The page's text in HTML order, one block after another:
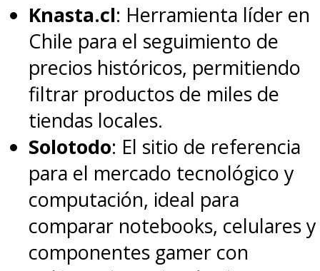
Knasta.cl: Herramienta líder en
Chile para el seguimiento de
precios históricos, permitiendo
filtrar productos de miles de
tiendas locales.
Solotodo: El sitio de referencia
para el mercado tecnológico y
computación, ideal para
comparar notebooks, celulares y
componentes gamer con